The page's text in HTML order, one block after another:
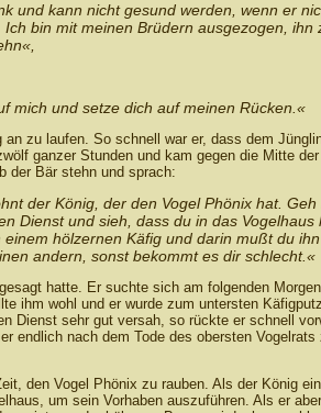
und kann nicht gesund werden, wenn er
bin mit meinen Brüdern ausgezogen, ihn
mich und setze dich auf meinen Rücken.«
an zu laufen. So schnell war er, dass dem
ganzer Stunden und kam gegen die Mitte
der Bär stehn und sprach:
der König, der den Vogel Phönix hat.
Dienst und sieh, dass du in das Vogelhaus
einem hölzernen Käfig und darin mußt du
andern, sonst bekommt es dir schlecht.«
hatte. Er suchte sich am folgenden
ihm wohl und er wurde zum untersten
Dienst sehr gut versah, so rückte er schnell
endlich nach dem Tode des obersten Vogelrats
den Vogel Phönix zu rauben. Als der König
um sein Vorhaben auszuführen. Als er